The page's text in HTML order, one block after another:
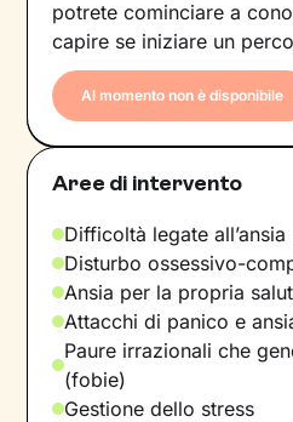
potrete cominciare a
capire se iniziare un
Al momento non è disponibile
Aree di intervento
Difficoltà legate all’ansia
Disturbo ossessivo-
Ansia per la propria
Attacchi di panico e
Paure irrazionali che
(fobie)
Gestione dello stress